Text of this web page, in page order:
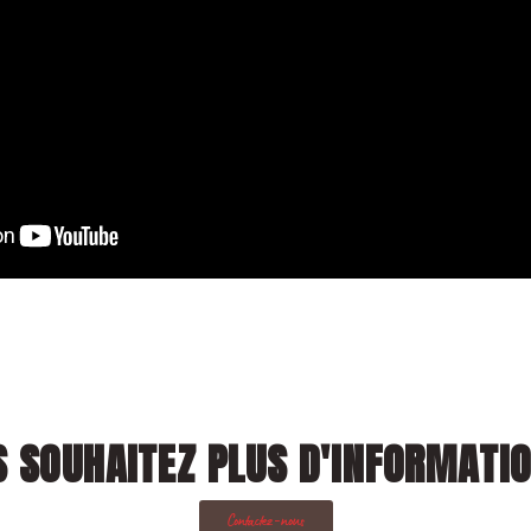
SOUHAITEZ PLUS
Contactez-nous